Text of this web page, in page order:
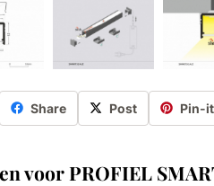
Share Post Pin-it
voorPROFIEL